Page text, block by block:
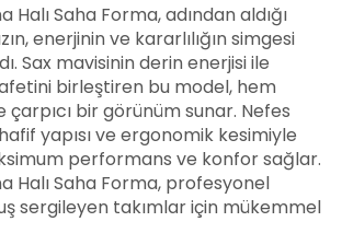
Halı Saha Forma, adından aldığı
enerjinin ve kararlılığın simgesi
Sax mavisinin derin enerjisi ile
birleştiren bu model, hem
bir görünüm sunar. Nefes
yapısı ve ergonomik kesimiyle
performans ve konfor sağlar.
Halı Saha Forma, profesyonel
sergileyen takımlar için mükemmel